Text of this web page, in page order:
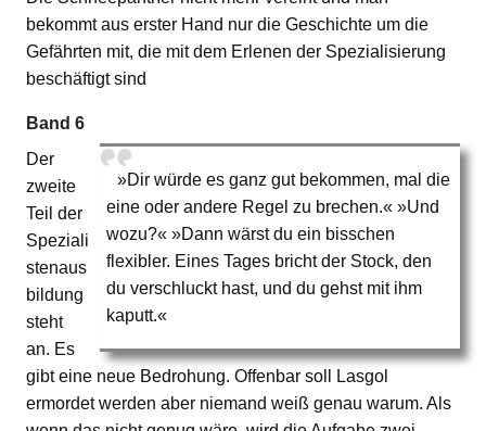
bekommt aus erster Hand nur die Geschichte um die
Gefährten mit, die mit dem Erlenen der Spezialisierung
beschäftigt sind
Band 6
»Dir würde es ganz gut bekommen, mal die
eine oder andere Regel zu brechen.« »Und
wozu?« »Dann wärst du ein bisschen
flexibler. Eines Tages bricht der Stock, den
du verschluckt hast, und du gehst mit ihm
kaputt.«
Der
zweite
Teil der
Speziali
stenaus
bildung
steht
an. Es
gibt eine neue Bedrohung. Offenbar soll Lasgol
ermordet werden aber niemand weiß genau warum. Als